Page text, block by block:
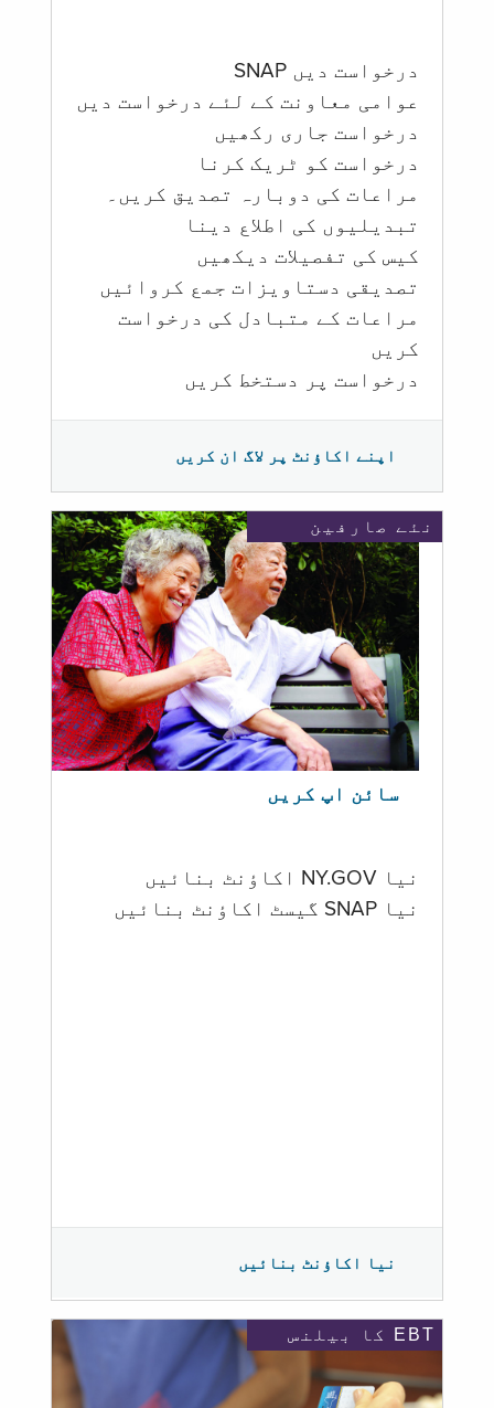
درخواست دیں SNAP
عوامی معاونت کے لئے درخواست دیں
درخواست جاری رکھیں
درخواست کو ٹریک کرنا
مراعات کی دوبارہ تصدیق کریں۔
تبدیلیوں کی اطلاع دینا
کیس کی تفصیلات دیکھیں
تصدیقی دستاویزات جمع کروائیں
مراعات کے متبادل کی درخواست
کریں
درخواست پر دستخط کریں
اپنے اکاؤنٹ پر لاگ ان کریں
نئے صارفین
سائن اپ کریں
نیا NY.GOV اکاؤنٹ بنائیں
نیا SNAP گیسٹ اکاؤنٹ بنائیں
نیا اکاؤنٹ بنائیں
EBT کا بیلنس